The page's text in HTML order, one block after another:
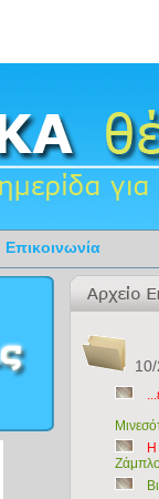
Επικοινωνία
Η